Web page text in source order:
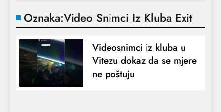
Oznaka:Video Snimci Iz Kluba Exit
Videosnimci iz kluba u
Vitezu dokaz da se mjere
ne poštuju